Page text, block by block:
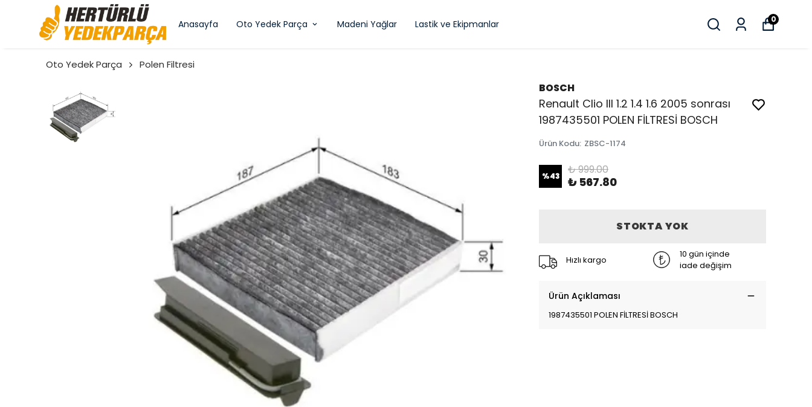
Anasayfa Oto Yedek Parça Madeni Yağlar Lastik ve Ekipmanlar 0
Oto Yedek Parça Polen Filtresi
BOSCH
Renault Clio III 1.2 1.4 1.6 2005 sonrası
1987435501 POLEN FİLTRESİ BOSCH
Ürün Kodu: ZBSC-1174
%43 ₺ 999.00
₺ 567.80
STOKTA YOK
Hızlı kargo
10 gün içinde
iade değişim
Ürün Açıklaması
1987435501 POLEN FİLTRESİ BOSCH